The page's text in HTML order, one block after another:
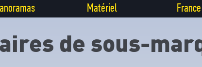
Matériel France
de sous-